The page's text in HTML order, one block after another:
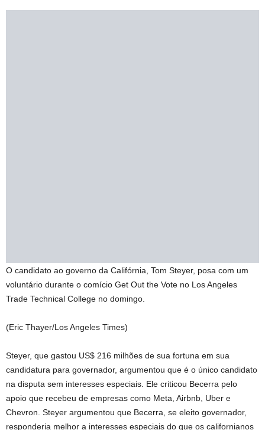
O candidato ao governo da Califórnia, Tom Steyer, posa com um
voluntário durante o comício Get Out the Vote no Los Angeles
Trade Technical College no domingo.
(Eric Thayer/Los Angeles Times)
Steyer, que gastou US$ 216 milhões de sua fortuna em sua
candidatura para governador, argumentou que é o único candidato
na disputa sem interesses especiais. Ele criticou Becerra pelo
apoio que recebeu de empresas como Meta, Airbnb, Uber e
Chevron. Steyer argumentou que Becerra, se eleito governador,
responderia melhor a interesses especiais do que os californianos